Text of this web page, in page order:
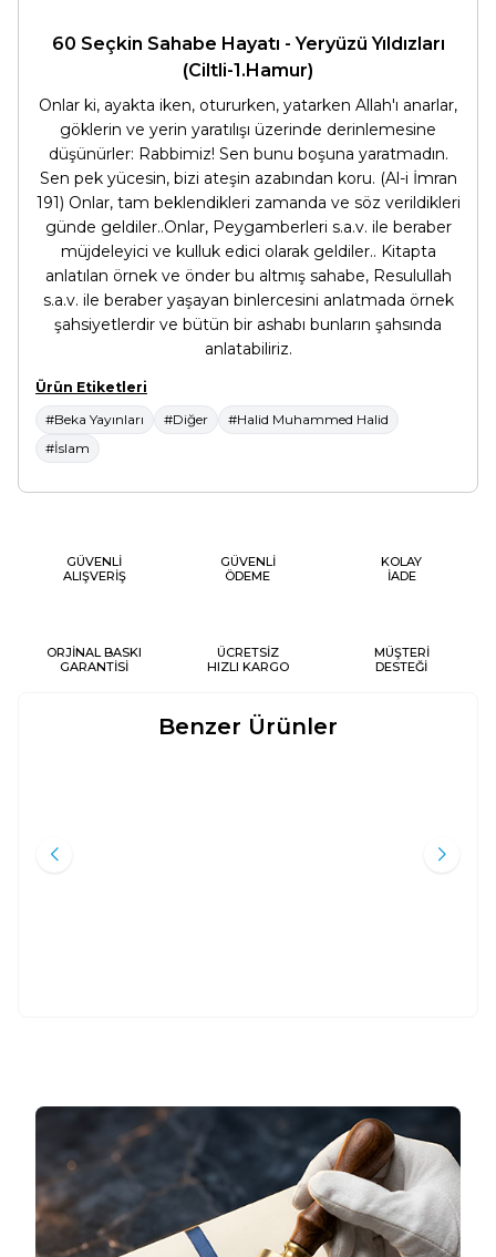
60 Seçkin Sahabe Hayatı - Yeryüzü Yıldızları
(Ciltli-1.Hamur)
Onlar ki, ayakta iken, otururken, yatarken Allah'ı anarlar,
göklerin ve yerin yaratılışı üzerinde derinlemesine
düşünürler: Rabbimiz! Sen bunu boşuna yaratmadın.
Sen pek yücesin, bizi ateşin azabından koru. (Al-i İmran
191) Onlar, tam beklendikleri zamanda ve söz verildikleri
günde geldiler..Onlar, Peygamberleri s.a.v. ile beraber
müjdeleyici ve kulluk edici olarak geldiler.. Kitapta
anlatılan örnek ve önder bu altmış sahabe, Resulullah
s.a.v. ile beraber yaşayan binlercesini anlatmada örnek
şahsiyetlerdir ve bütün bir ashabı bunların şahsında
anlatabiliriz.
Ürün Etiketleri
#Beka Yayınları
#Diğer
#Halid Muhammed Halid
#İslam
GÜVENLİ
ALIŞVERİŞ
GÜVENLİ
ÖDEME
KOLAY
İADE
ORJİNAL BASKI
GARANTİSİ
ÜCRETSİZ
HIZLI KARGO
MÜŞTERİ
DESTEĞİ
Benzer Ürünler